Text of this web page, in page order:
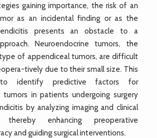
gaining importance, the risk of an
as an incidental finding or as the
presents an obstacle to a
Neuroendocrine tumors, the
of appendiceal tumors, are difficult
tively due to their small size. This
identify predictive factors for
tumors in patients undergoing surgery
by analyzing imaging and clinical
thereby enhancing preoperative
and guiding surgical interventions.